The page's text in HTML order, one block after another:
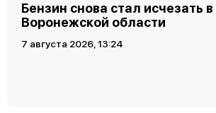
Бензин снова стал исчезать в
Воронежской области
7 августа 2026, 13:24